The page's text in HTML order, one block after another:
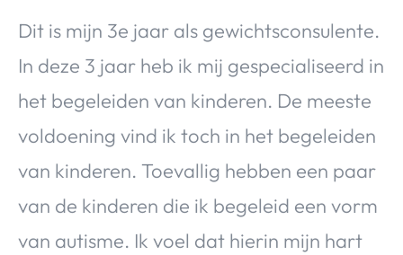
Dit is mijn 3e jaar als gewichtsconsulente.
In deze 3 jaar heb ik mij gespecialiseerd in
het begeleiden van kinderen. De meeste
voldoening vind ik toch in het begeleiden
van kinderen. Toevallig hebben een paar
van de kinderen die ik begeleid een vorm
van autisme. Ik voel dat hierin mijn hart